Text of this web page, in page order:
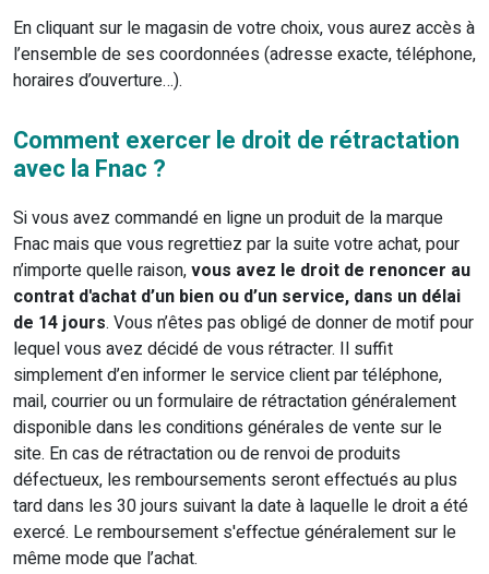
En cliquant sur le magasin de votre choix, vous aurez accès à
l’ensemble de ses coordonnées (adresse exacte, téléphone,
horaires d’ouverture…).
Comment exercer le droit de rétractation
avec la Fnac ?
Si vous avez commandé en ligne un produit de la marque
Fnac mais que vous regrettiez par la suite votre achat, pour
n’importe quelle raison,vous avez le droit de renoncer au
contrat d'achat d’un bien ou d’un service, dans un délai
de 14 jours. Vous n’êtes pas obligé de donner de motif pour
lequel vous avez décidé de vous rétracter. Il suffit
simplement d’en informer le service client par téléphone,
mail, courrier ou un formulaire de rétractation généralement
disponible dans les conditions générales de vente sur le
site. En cas de rétractation ou de renvoi de produits
défectueux, les remboursements seront effectués au plus
tard dans les 30 jours suivant la date à laquelle le droit a été
exercé. Le remboursement s'effectue généralement sur le
même mode que l’achat.